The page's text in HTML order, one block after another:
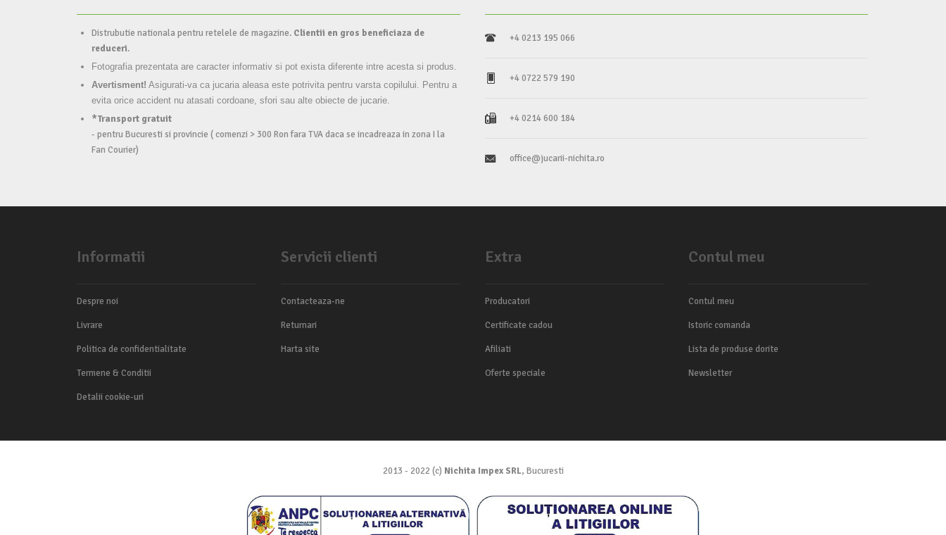
Distrubutie nationala pentru retelele de magazine. Clientii en gros beneficiaza de
reduceri.
Fotografia prezentata are caracter informativ si pot exista diferente intre acesta si produs.
Avertisment! Asigurati-va ca jucaria aleasa este potrivita pentru varsta copilului. Pentru a
evita orice accident nu atasati cordoane, sfori sau alte obiecte de jucarie.
*Transport gratuit
- pentru Bucuresti si provincie ( comenzi > 300 Ron fara TVA daca se incadreaza in zona I la
Fan Courier)
+4 0213 195 066
+4 0722 579 190
+4 0214 600 184
office@jucarii-nichita.ro
Informatii
Despre noi
Livrare
Politica de confidentialitate
Termene & Conditii
Detalii cookie-uri
Servicii clienti
Contacteaza-ne
Returnari
Harta site
Extra
Producatori
Certificate cadou
Afiliati
Oferte speciale
Contul meu
Contul meu
Istoric comanda
Lista de produse dorite
Newsletter
2013 - 2022 (c) Nichita Impex SRL, Bucuresti